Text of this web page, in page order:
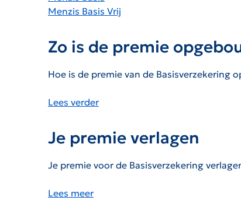
Menzis Basis Vrij
Zo is de premie
Hoe is de premie van de Basisverzekering
Lees verder
Je premie verlagen
Je premie voor de Basisverzekering
Lees meer